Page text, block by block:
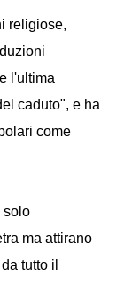
religiose,
l'ultima
caduto", e ha
come
solo
ma attirano
tutto il